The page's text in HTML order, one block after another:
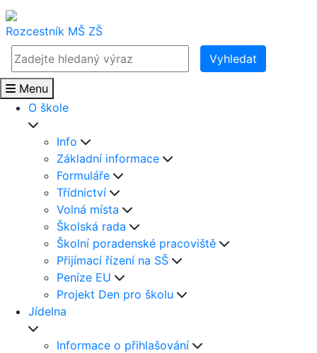
Rozcestník MŠ ZŠ
Vyhledat
Menu
O škole
Info
Základní informace
Formuláře
Třídnictví
Volná místa
Školská rada
Školní poradenské pracoviště
Přijímací řízení na SŠ
Peníze EU
Projekt Den pro školu
Jídelna
Informace o přihlašování